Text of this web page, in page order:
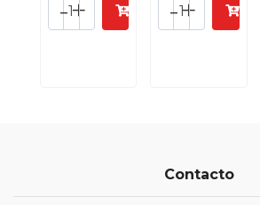
+
- +
-
Contacto